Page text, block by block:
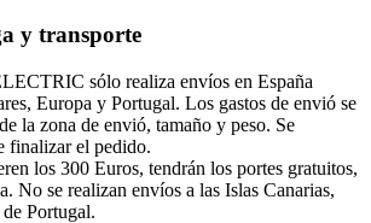
y transporte
sólo realiza envíos en España
Europa y Portugal. Los gastos de envió se
la zona de envió, tamaño y peso. Se
finalizar el pedido.
los 300 Euros, tendrán los portes gratuitos,
No se realizan envíos a las Islas Canarias,
Portugal.